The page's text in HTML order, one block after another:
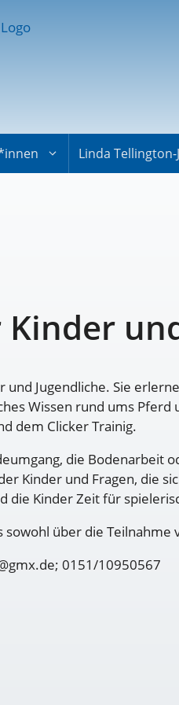
Linda Tellington-
Jugendliche. Sie
Wissen rund ums
dem Clicker Trainig.
die
Kinder und Fragen, die
Kinder Zeit für
über die
0151/10950567